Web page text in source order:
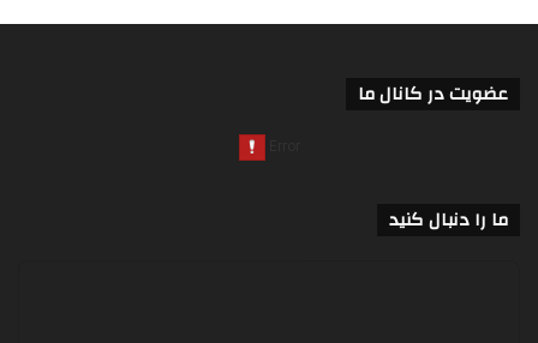
عضویت در کانال ما
ما را دنبال کنید